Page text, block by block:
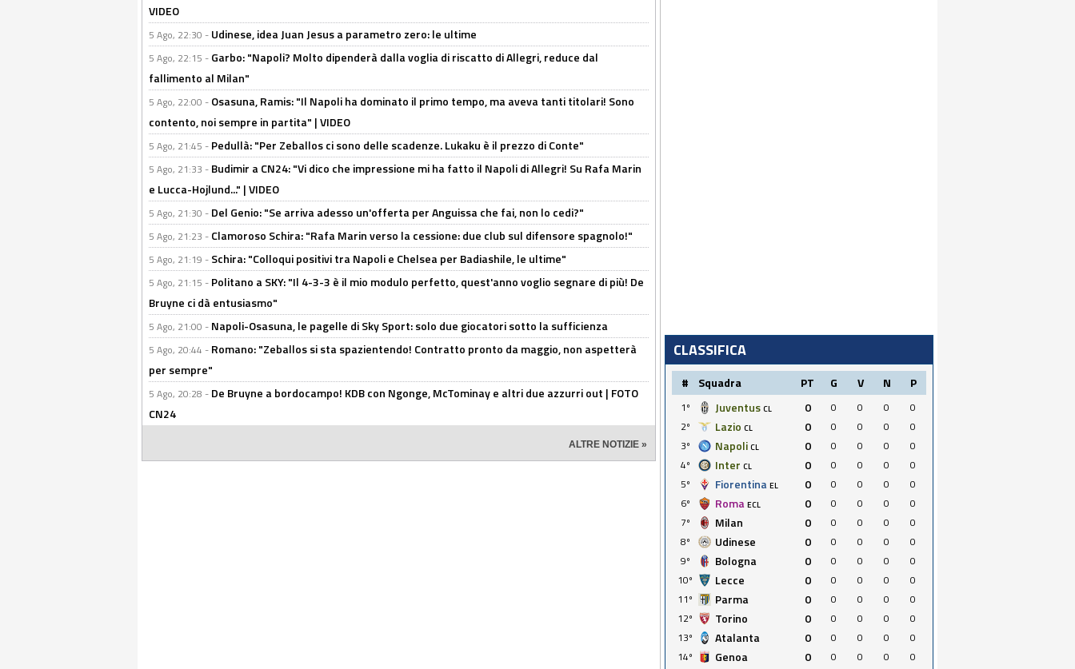
VIDEO
5 Ago, 22:30 - Udinese, idea Juan Jesus a parametro zero: le ultime
5 Ago, 22:15 - Garbo: "Napoli? Molto dipenderà dalla voglia di riscatto di Allegri, reduce dal
fallimento al Milan"
5 Ago, 22:00 - Osasuna, Ramis: "Il Napoli ha dominato il primo tempo, ma aveva tanti titolari! Sono
contento, noi sempre in partita" | VIDEO
5 Ago, 21:45 - Pedullà: "Per Zeballos ci sono delle scadenze. Lukaku è il prezzo di Conte"
5 Ago, 21:33 - Budimir a CN24: "Vi dico che impressione mi ha fatto il Napoli di Allegri! Su Rafa Marin
e Lucca-Hojlund..." | VIDEO
5 Ago, 21:30 - Del Genio: "Se arriva adesso un'offerta per Anguissa che fai, non lo cedi?"
5 Ago, 21:23 - Clamoroso Schira: "Rafa Marin verso la cessione: due club sul difensore spagnolo!"
5 Ago, 21:19 - Schira: "Colloqui positivi tra Napoli e Chelsea per Badiashile, le ultime"
5 Ago, 21:15 - Politano a SKY: "Il 4-3-3 è il mio modulo perfetto, quest'anno voglio segnare di più! De
Bruyne ci dà entusiasmo"
5 Ago, 21:00 - Napoli-Osasuna, le pagelle di Sky Sport: solo due giocatori sotto la sufficienza
5 Ago, 20:44 - Romano: "Zeballos si sta spazientendo! Contratto pronto da maggio, non aspetterà
per sempre"
5 Ago, 20:28 - De Bruyne a bordocampo! KDB con Ngonge, McTominay e altri due azzurri out | FOTO
CN24
ALTRE NOTIZIE »
CLASSIFICA
# Squadra PT G V N P
1º Juventus CL 0 0 0 0
0
2º
Lazio CL 0 0 0 0
0
3º
Napoli CL 0 0 0 0
0
4º
Inter CL 0 0 0 0
0
5º
Fiorentina EL 0 0 0 0
0
6º
Roma ECL 0 0 0 0
0
7º
Milan 0 0 0 0
0
8º
Udinese 0 0 0 0
0
9º
Bologna 0 0 0 0
0
10º
Lecce 0 0 0 0
0
11º
Parma 0 0 0 0
0
12º
Torino 0 0 0 0
0
13º
Atalanta 0 0 0 0
0
14º
Genoa 0 0 0 0
0